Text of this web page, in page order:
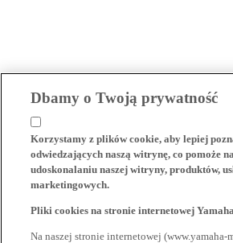
Dbamy o Twoją prywatność
Korzystamy z plików cookie, aby lepiej
odwiedzających naszą witrynę, co pomoże
udoskonalaniu naszej witryny, produktów,
marketingowych.
Pliki cookies na stronie internetowej
Na naszej stronie internetowej (www.yamaha-